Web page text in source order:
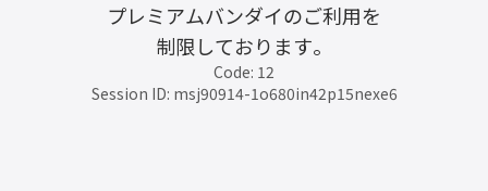
プレミアムバンダイのご利用を
制限しております。
Code: 12
Session ID: msj90914-1o680in42p15nexe6